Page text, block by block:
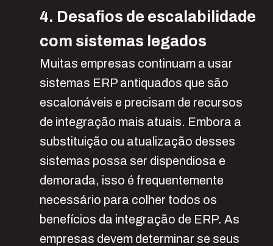
4. Desafios de escalabilidade
com sistemas legados
Muitas empresas continuam a usar
sistemas ERP antiquados que são
escalonáveis e precisam de recursos
de integração mais atuais. Embora a
substituição ou atualização desses
sistemas possa ser dispendiosa e
demorada, isso é frequentemente
necessário para colher todos os
benefícios da integração de ERP. As
empresas devem determinar se seus